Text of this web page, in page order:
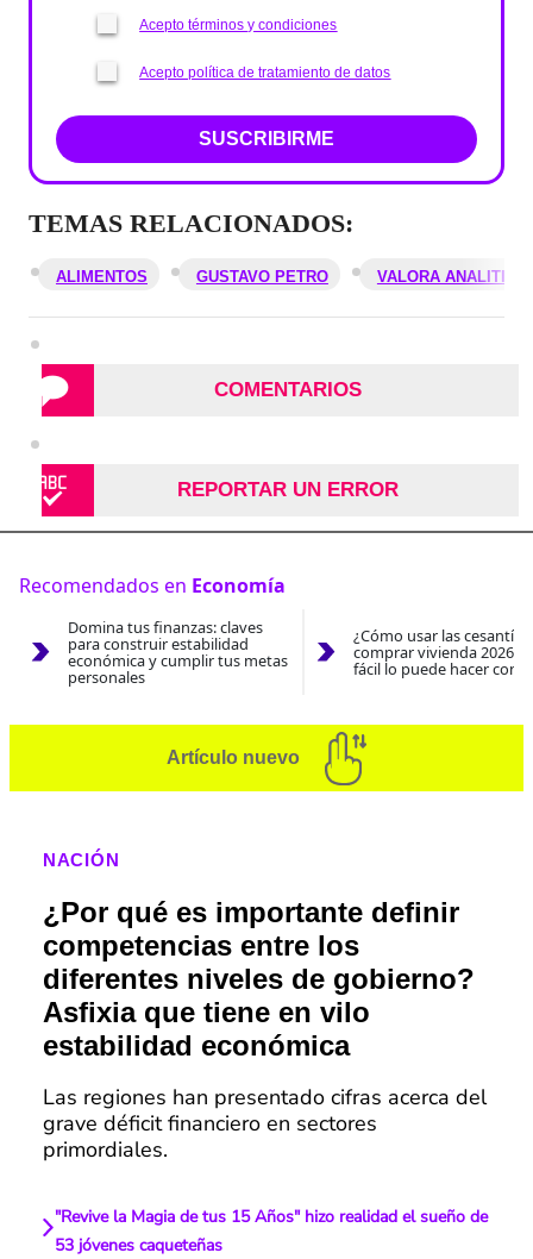
Acepto términos y condiciones
Acepto política de tratamiento de datos
SUSCRIBIRME
TEMAS RELACIONADOS:
ALIMENTOS GUSTAVO PETRO VALORA ANALITIK
COMENTARIOS
REPORTAR UN ERROR
Recomendados en Economía
Domina tus finanzas: claves
para construir estabilidad
económica y cumplir tus metas
personales
¿Cómo usar las
comprar vivienda 2026?
fácil lo puede hacer con
Artículo nuevo
NACIÓN
¿Por qué es importante definir
competencias entre los
diferentes niveles de gobierno?
Asfixia que tiene en vilo
estabilidad económica
Las regiones han presentado cifras acerca del
grave déficit financiero en sectores
primordiales.
"Revive la Magia de tus 15 Años" hizo realidad el sueño de
53 jóvenes caqueteñas